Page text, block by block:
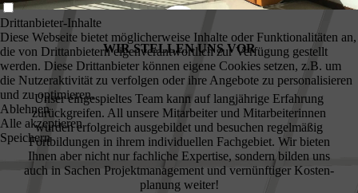
WIR STELLEN UNS VOR
Unser eingespieltes Team kann auf langjährige Erfahrung
zurückgreifen. All unsere Mitarbeiter und Mitarbeiterinnen
wurden erfolgreich ausgebildet und besuchen regelmäßig
Fortbildungen in ihrem individuellen Fachgebiet. Wir bieten
Ihnen aber nicht nur fachliche Expertise, sondern bilden uns
auch in Sachen Projekt­manage­ment und vernünftiger Kosten­
planung weiter!
Drittanbieter-Inhalte
Diese Webseite bietet möglicherweise Inhalte oder Funktionalitäten an,
die von Drittanbietern eigenverantwortlich zur Verfügung gestellt
werden. Diese Drittanbieter können eigene Cookies setzen, z.B. um
die Nutzeraktivität zu verfolgen oder ihre Angebote zu personalisieren
und zu optimieren.
Ablehnen
Alle akzeptieren
Speichern